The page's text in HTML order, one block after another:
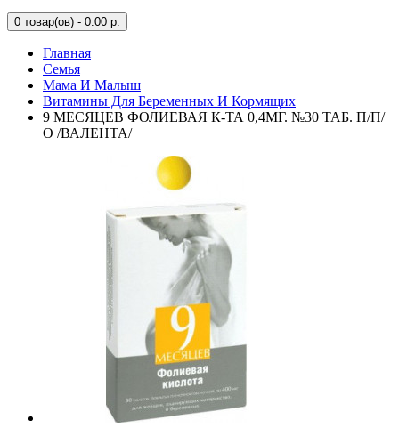
0 товар(ов) - 0.00 р.
Главная
Семья
Мама И Малыш
Витамины Для Беременных И Кормящих
9 МЕСЯЦЕВ ФОЛИЕВАЯ К-ТА 0,4МГ. №30 ТАБ. П/П/
О /ВАЛЕНТА/